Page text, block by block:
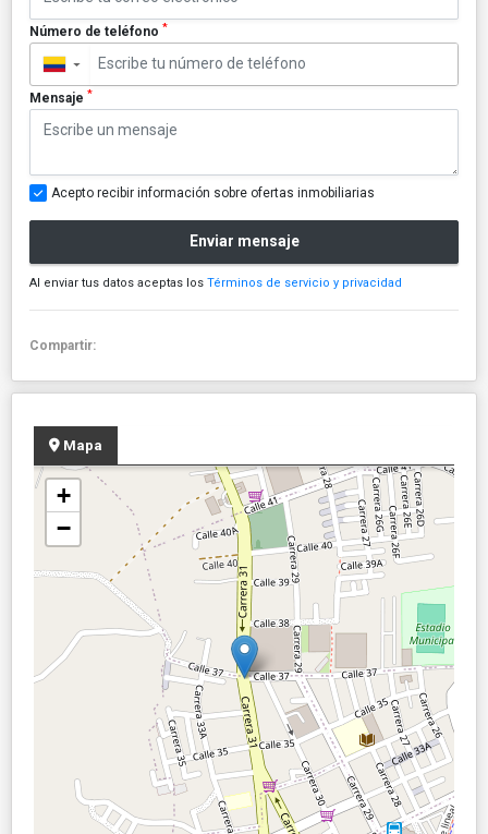
Número de teléfono *
▼
Mensaje *
Acepto recibir información sobre ofertas inmobiliarias
Enviar mensaje
Al enviar tus datos aceptas los Términos de servicio y privacidad
Compartir:
Mapa
+
−